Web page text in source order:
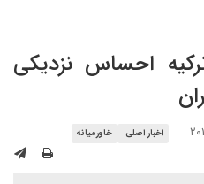
احساس نزدیکی
اخبار اصلی خاورمیانه